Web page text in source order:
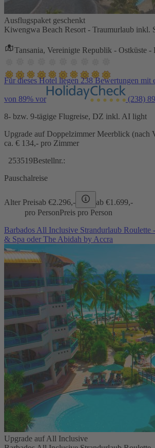
Ausflugspaket geschenkt
Kiwengwa Beach Resort - Traumurlaub inkl.
Tansania, Vereinigte Republik - Ostküste
Für dieses Hotel liegen 238 Bewertungen mit
von 89% vor (238)
8- bzw. 9-tägige Flugreise, DZ inkl. AI light
Upgrade auf Doppelzimmer Meerblick (nach
ca. € 134,- pro Zimmer
253519Bestellnr.:
Pauschalreise
Alter Preisab €2.296,- ab €1.699,-
pro PersonPreis pro Person
Barbados All Inclusive Strandurlaub Roulette
& Spa oder The Abidah by Accra
Upgrade auf All Inclusive